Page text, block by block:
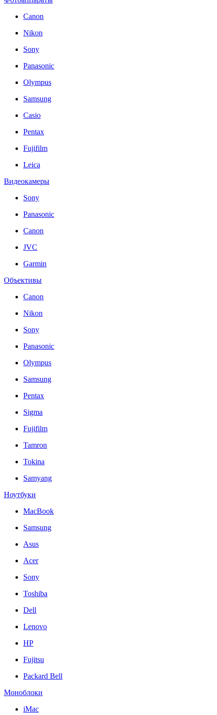
Canon
Nikon
Sony
Panasonic
Olympus
Samsung
Casio
Pentax
Fujifilm
Leica
Видеокамеры
Sony
Panasonic
Canon
JVC
Garmin
Объективы
Canon
Nikon
Sony
Panasonic
Olympus
Samsung
Pentax
Sigma
Fujifilm
Tamron
Tokina
Samyang
Ноутбуки
MacBook
Samsung
Asus
Acer
Sony
Toshiba
Dell
Lenovo
HP
Fujitsu
Packard Bell
Моноблоки
iMac